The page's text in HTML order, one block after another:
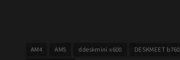
AM4 AM5 ddeskmini x600 DESKMEET b760